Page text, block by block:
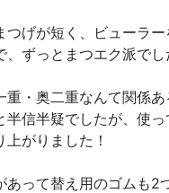
つげが短く、ビューラー
ずっとまつエク派でし
重・奥二重なんて関係
半信半疑でしたが、使
がりました！
あって替え用のゴムも2